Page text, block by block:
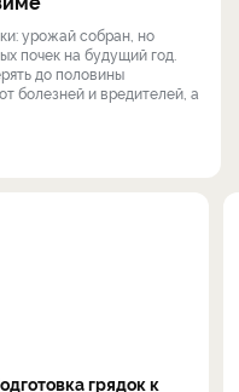
урожай собран, но
почек на будущий год.
до половины
болезней и вредителей, а
грядок к